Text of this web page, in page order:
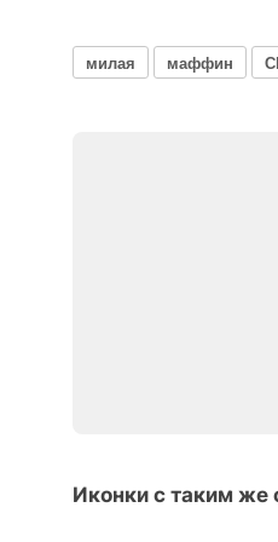
милая маффин
Иконки с таким же